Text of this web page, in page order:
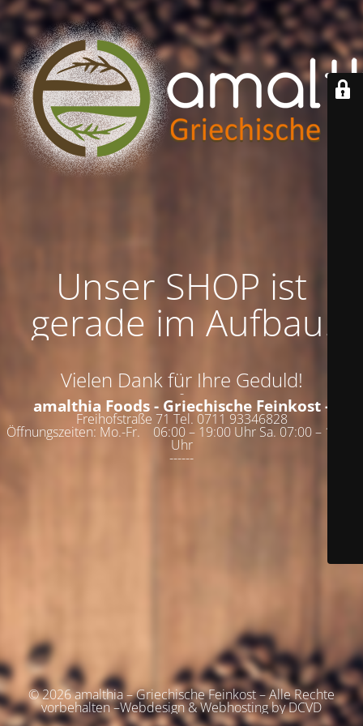
Unser SHOP ist
gerade im Aufbau!
Vielen Dank für Ihre Geduld!
-
amalthia Foods - Griechische Feinkost -
Freihofstraße 71 Tel. 0711 93346828
Öffnungszeiten: Mo.-Fr. 06:00 – 19:00 Uhr Sa. 07:00 – 19:00
Uhr
------
© 2026 amalthia – Griechische Feinkost – Alle Rechte
vorbehalten –Webdesign & Webhosting by DCVD